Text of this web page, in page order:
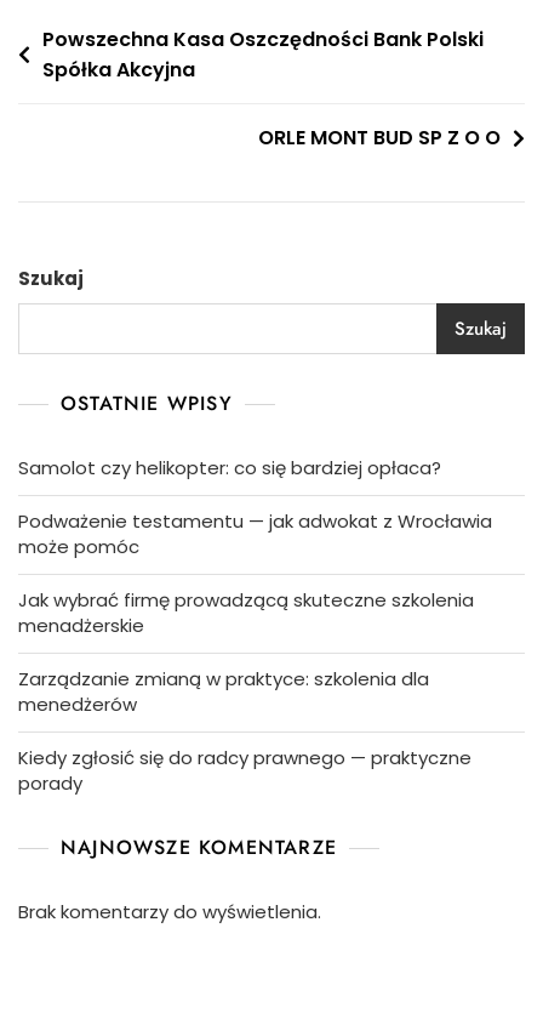
Nawigacja
wpisu
Powszechna Kasa Oszczędności Bank Polski
Spółka Akcyjna
ORLE MONT BUD SP Z O O
Szukaj
Szukaj
OSTATNIE WPISY
Samolot czy helikopter: co się bardziej opłaca?
Podważenie testamentu — jak adwokat z Wrocławia
może pomóc
Jak wybrać firmę prowadzącą skuteczne szkolenia
menadżerskie
Zarządzanie zmianą w praktyce: szkolenia dla
menedżerów
Kiedy zgłosić się do radcy prawnego — praktyczne
porady
NAJNOWSZE KOMENTARZE
Brak komentarzy do wyświetlenia.